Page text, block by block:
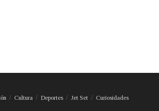
Cultura Deportes Jet Set Curiosidades